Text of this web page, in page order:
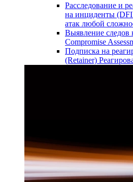
Расследование и
на инциденты
атак любой
Выявление следов
Compromise
Подписка на
(Retainer)